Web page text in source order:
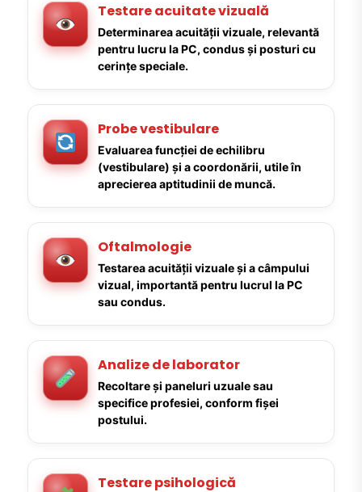
Testare acuitate vizuală
Determinarea acuității vizuale, relevantă
pentru lucru la PC, condus și posturi cu
cerințe speciale.
Probe vestibulare
Evaluarea funcției de echilibru
(vestibulare) și a coordonării, utile în
aprecierea aptitudinii de muncă.
Oftalmologie
Testarea acuității vizuale și a câmpului
vizual, importantă pentru lucrul la PC
sau condus.
Analize de laborator
Recoltare și paneluri uzuale sau
specifice profesiei, conform fișei
postului.
Testare psihologică